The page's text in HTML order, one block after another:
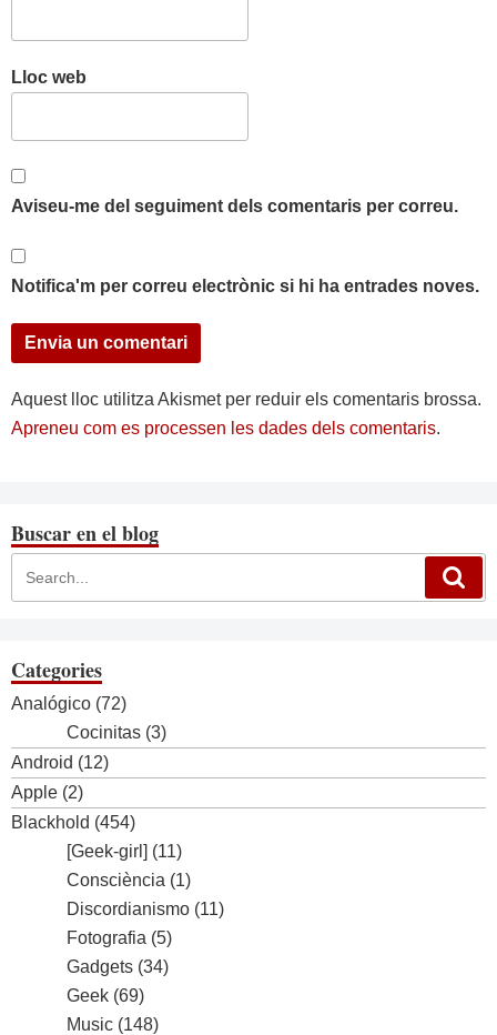
Lloc web
Aviseu-me del seguiment dels comentaris per correu.
Notifica'm per correu electrònic si hi ha entrades noves.
Aquest lloc utilitza Akismet per reduir els comentaris brossa.
Apreneu com es processen les dades dels comentaris.
Buscar en el blog
Categories
Analógico (72)
Cocinitas (3)
Android (12)
Apple (2)
Blackhold (454)
[Geek-girl] (11)
Consciència (1)
Discordianismo (11)
Fotografia (5)
Gadgets (34)
Geek (69)
Music (148)